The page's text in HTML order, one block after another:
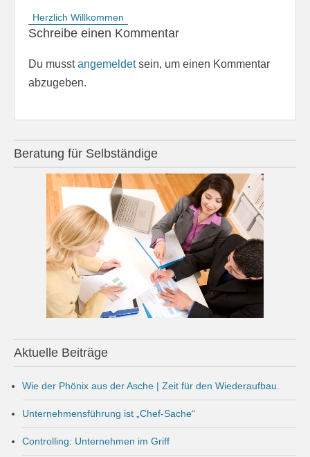
Beitragsnavigation
Herzlich Willkommen
Schreibe einen Kommentar
Du musstangemeldetsein, um einen Kommentar
abzugeben.
Beratung für Selbständige
Aktuelle Beiträge
Wie der Phönix aus der Asche | Zeit für den Wiederaufbau.
Unternehmensführung ist „Chef-Sache“
Controlling: Unternehmen im Griff